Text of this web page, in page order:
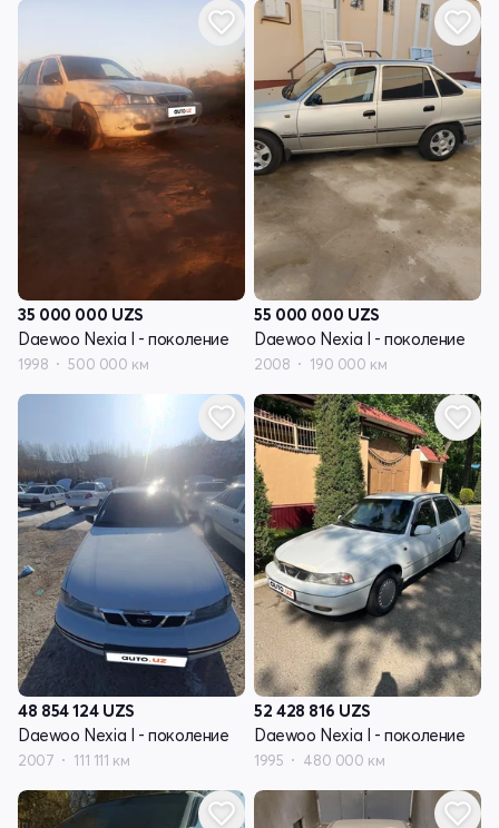
35 000 000 UZS
Daewoo Nexia I - поколение
1998 500 000 км
55 000 000 UZS
Daewoo Nexia I - поколение
2008 190 000 км
48 854 124 UZS
Daewoo Nexia I - поколение
2007 111 111 км
52 428 816 UZS
Daewoo Nexia I - поколение
1995 480 000 км